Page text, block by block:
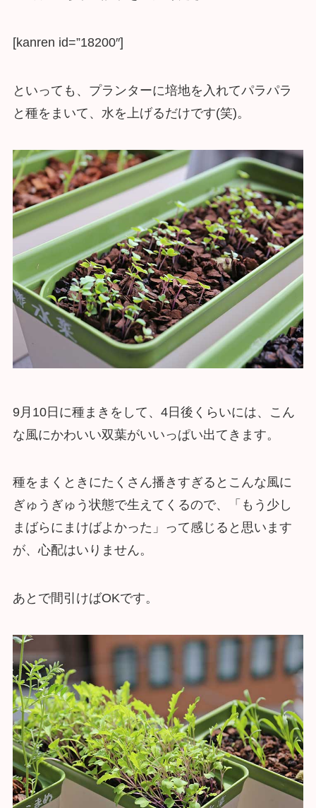
[kanren id=”18200″]
といっても、プランターに培地を入れてパラパラ
と種をまいて、水を上げるだけです(笑)。
9月10日に種まきをして、4日後くらいには、こん
な風にかわいい双葉がいいっぱい出てきます。
種をまくときにたくさん播きすぎるとこんな風に
ぎゅうぎゅう状態で生えてくるので、「もう少し
まばらにまけばよかった」って感じると思います
が、心配はいりません。
あとで間引けばOKです。